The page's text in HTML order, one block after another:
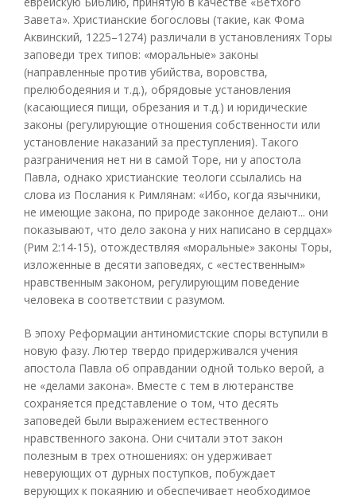
Завета». Христианские богословы (такие, как Фома
Аквинский, 1225–1274) различали в установлениях Торы
заповеди трех типов: «моральные» законы
(направленные против убийства, воровства,
прелюбодеяния и т.д.), обрядовые установления
(касающиеся пищи, обрезания и т.д.) и юридические
законы (регулирующие отношения собственности или
установление наказаний за преступления). Такого
разграничения нет ни в самой Торе, ни у апостола
Павла, однако христианские теологи ссылались на
слова из Послания к Римлянам: «Ибо, когда язычники,
не имеющие закона, по природе законное делают... они
показывают, что дело закона у них написано в сердцах»
(Рим 2:14-15), отождествляя «моральные» законы Торы,
изложенные в десяти заповедях, с «естественным»
нравственным законом, регулирующим поведение
человека в соответствии с разумом.
В эпоху Реформации антиномистские споры вступили в
новую фазу. Лютер твердо придерживался учения
апостола Павла об оправдании одной только верой, а
не «делами закона». Вместе с тем в лютеранстве
сохраняется представление о том, что десять
заповедей были выражением естественного
нравственного закона. Они считали этот закон
полезным в трех отношениях: он удерживает
неверующих от дурных поступков, побуждает
верующих к покаянию и обеспечивает необходимое